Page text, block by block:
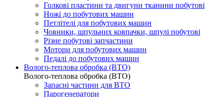
Голкові пластини та двигуни тканини побутові
Ножі до побутових машин
Петлітелі для побутових машин
Човники, шпульних ковпачки, шпулі побутові
Різне побутові запчастини
Мотори для побутових машин
Педалі до побутових машин
Волого-теплова обробка (ВТО)
Волого-теплова обробка (ВТО)
Запасні частини для ВТО
Парогенератори